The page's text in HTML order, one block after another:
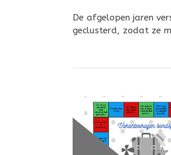
De afgelopen jaren
geclusterd, zodat ze